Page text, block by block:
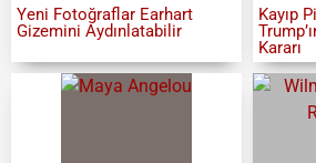
Yeni Fotoğraflar Earhart
Gizemini Aydınlatabilir
Kayıp
Kararı